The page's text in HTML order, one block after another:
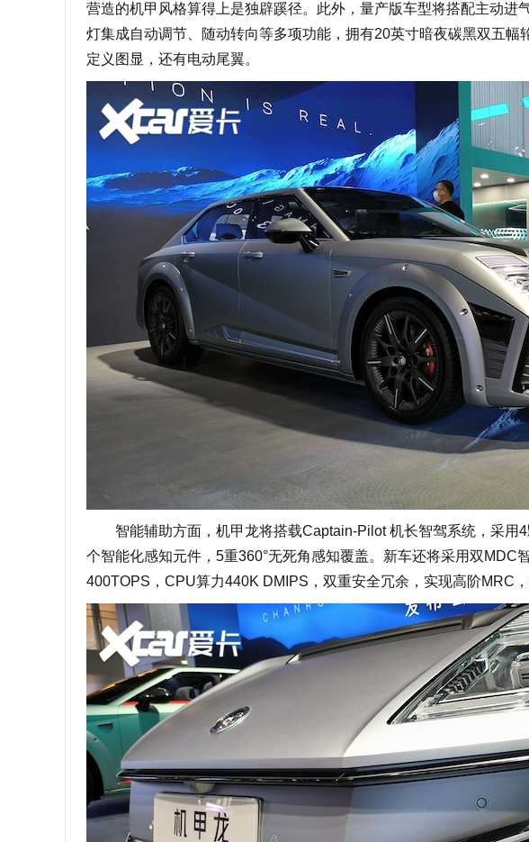
营造的机甲风格算得上是独辟蹊径。此外，量产版车型将搭配主动进
灯集成自动调节、随动转向等多项功能，拥有20英寸暗夜碳黑双五
定义图显，还有电动尾翼。
智能辅助方面，机甲龙将搭载Captain-Pilot 机长智驾系统，采用4
个智能化感知元件，5重360°无死角感知覆盖。新车还将采用双MDC
400TOPS，CPU算力440K DMIPS，双重安全冗余，实现高阶MRC